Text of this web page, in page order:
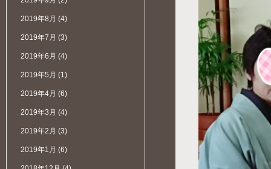
2019年8月 (4)
2019年7月 (3)
2019年6月 (4)
2019年5月 (1)
2019年4月 (6)
2019年3月 (4)
2019年2月 (3)
2019年1月 (6)